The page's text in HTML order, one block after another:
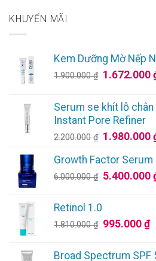
KHUYẾN MÃI
Kem Dưỡng Mờ Nếp
1.900.000₫ Giá
là:
1.900.000 ₫.
1.672.000
Serum se khít lỗ
Instant Pore Refiner
2.200.000₫ Giá
là:
2.200.000
1.980.000
Growth Factor Serum
6.000.000₫ Giá
6.000.000 ₫.
5.400.000
Retinol 1.0
1.810.000₫ Giá
là:
995.000₫
Broad Spectrum SPF